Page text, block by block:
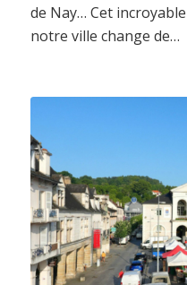
de Nay… Cet
notre ville change de…